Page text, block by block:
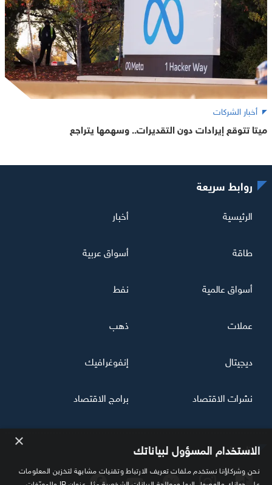
أخبار الشركات
ميتا تتوقع إيرادات دون التقديرات.. وسهمها يتراجع
تابعنا
روابط سريعة
الرئيسية أخبار
طاقة أسواق عربية
أسواق عالمية نفط
عملات ذهب
ديجيتال إنفوغرافيك
نشرات الاقتصاد برامج الاقتصاد
× الاستخدام المسؤول لبياناتك
نحن وشركاؤنا نستخدم ملفات تعريف الارتباط وتقنيات مشابهة لتخزين المعلومات